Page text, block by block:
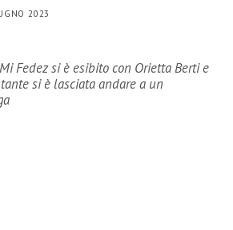
2023
Fedez si è esibito con Orietta Berti e
si è lasciata andare a un